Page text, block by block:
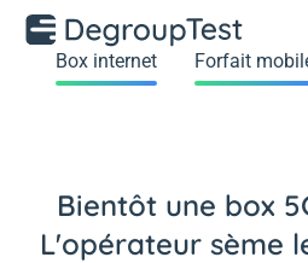
Box internet Forfait
Bientôt une box
L'opérateur sème